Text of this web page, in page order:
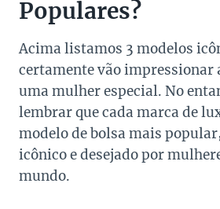
Populares?
Acima listamos 3 modelos
certamente vão impressionar
uma mulher especial. No
lembrar que cada marca de
modelo de bolsa mais
icônico e desejado por
mundo.